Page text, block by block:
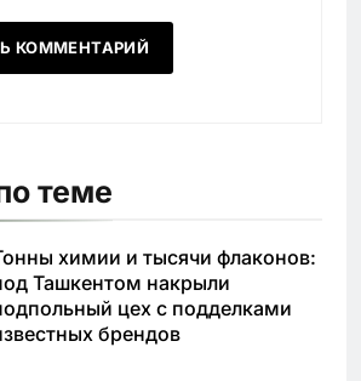
теме
химии и тысячи флаконов:
Ташкентом накрыли
цех с подделками
брендов